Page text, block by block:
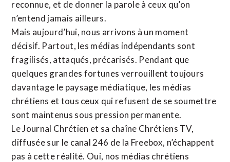
reconnue, et de donner la parole à ceux qu’on
n’entend jamais ailleurs.
Mais aujourd’hui, nous arrivons à un moment
décisif. Partout, les médias indépendants sont
fragilisés, attaqués, précarisés. Pendant que
quelques grandes fortunes verrouillent toujours
davantage le paysage médiatique, les médias
chrétiens et tous ceux qui refusent de se soumettre
sont maintenus sous pression permanente.
Le Journal Chrétien et sa chaîne Chrétiens TV,
diffusée sur le canal 246 de la Freebox, n’échappent
pas à cette réalité. Oui, nos médias chrétiens